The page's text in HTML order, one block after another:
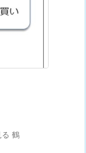
る 鶴